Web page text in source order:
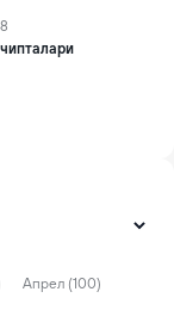
Апрел (100)